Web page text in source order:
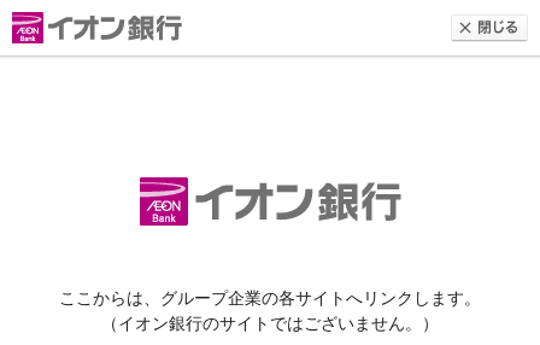
ここからは、グループ企業の各サイトへリンクします。
（イオン銀行のサイトではございません。）